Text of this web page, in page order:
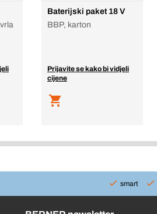
Baterijski paket 18 V
BBP, karton
Prijavite se kako bi vidjeli
cijene
smart